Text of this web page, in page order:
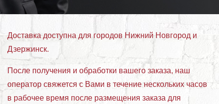
Доставка доступна для городов Нижний Новгород и
Дзержинск.
После получения и обработки вашего заказа, наш
оператор свяжется с Вами в течение нескольких часов
в рабочее время после размещения заказа для